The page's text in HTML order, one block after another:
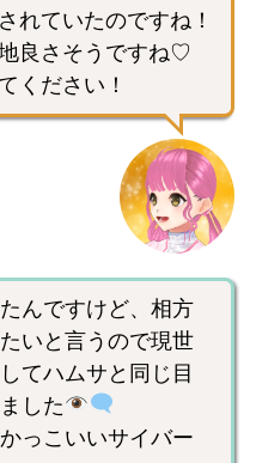
れていたのですね！
良さそうですね♡
ください！
んですけど、相方
いと言うので現世
てハムサと同じ目
した
っこいいサイバー